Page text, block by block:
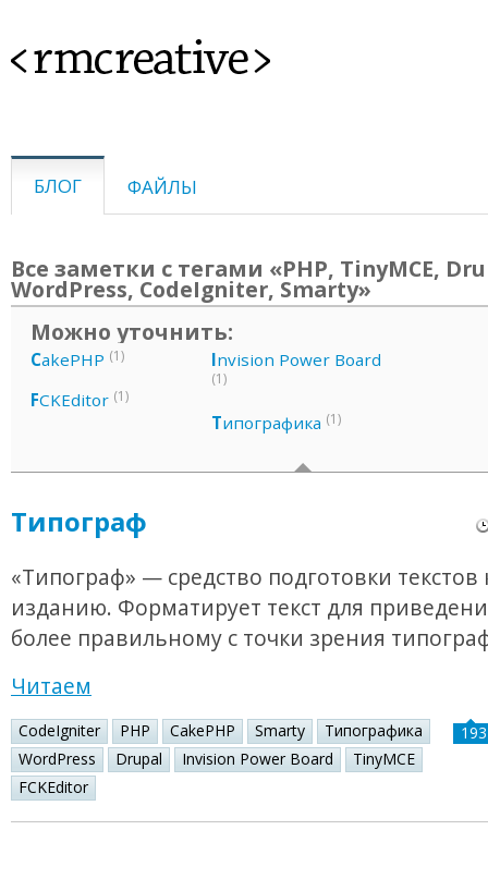
<rmcreative>
БЛОГ ФАЙЛЫ
Все заметки с тегами «PHP, TinyMCE,
WordPress, CodeIgniter, Smarty»
Можно уточнить:
CakePHP (1)
FCKEditor (1)
Invision Power Board
(1)
Типографика (1)
Типограф
«Типограф» — средство подготовки текстов
изданию. Форматирует текст для
более правильному с точки зрения
Читаем
CodeIgniter PHP CakePHP Smarty
Типографика
WordPress
Drupal Invision Power Board
TinyMCE
FCKEditor